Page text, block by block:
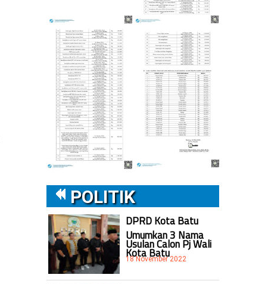
POLITIK
DPRD Kota Batu
Umumkan 3 Nama
Usulan Calon Pj Wali
Kota Batu
18 November 2022